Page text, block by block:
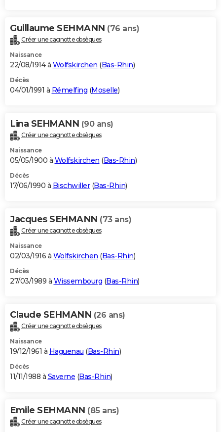
Guillaume SEHMANN (76 ans)
Créer une cagnotte obsèques
Naissance
22/08/1914 à Wolfskirchen (Bas-Rhin)
Décès
04/01/1991 à Rémelfing (Moselle)
Lina SEHMANN (90 ans)
Créer une cagnotte obsèques
Naissance
05/05/1900 à Wolfskirchen (Bas-Rhin)
Décès
17/06/1990 à Bischwiller(Bas-Rhin)
Jacques SEHMANN (73 ans)
Créer une cagnotte obsèques
Naissance
02/03/1916 à Wolfskirchen (Bas-Rhin)
Décès
27/03/1989 à Wissembourg (Bas-Rhin)
Claude SEHMANN (26 ans)
Créer une cagnotte obsèques
Naissance
19/12/1961 à Haguenau (Bas-Rhin)
Décès
11/11/1988 à Saverne (Bas-Rhin)
Emile SEHMANN (85 ans)
Créer une cagnotte obsèques